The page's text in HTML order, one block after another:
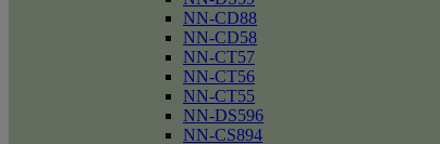
NN-CD88
NN-CD58
NN-CT57
NN-CT56
NN-CT55
NN-DS596
NN-CS894